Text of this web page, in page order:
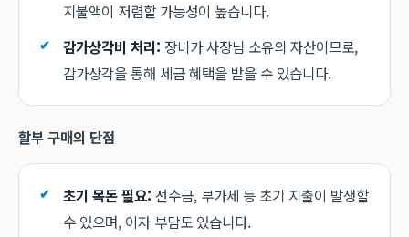
지불액이 저렴할 가능성이 높습니다.
감가상각비 처리: 장비가 사장님 소유의 자산이므로,
감가상각을 통해 세금 혜택을 받을 수 있습니다.
할부 구매의 단점
초기 목돈 필요: 선수금, 부가세 등 초기 지출이 발생할
수 있으며, 이자 부담도 있습니다.